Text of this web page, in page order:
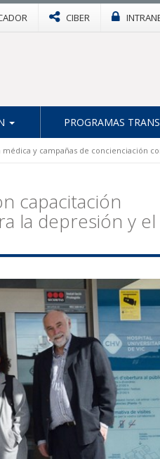
CIBER
PROGRAMAS
y campañas de concienciación
capacitación
la depresión y el